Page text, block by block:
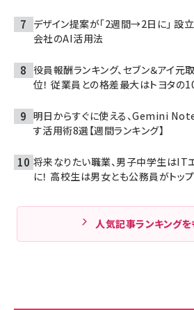
デザイン提案が「2週間→2日に」 設
会社のAI活用法
役員報酬ランキング、セブン＆アイ
位！ 従業員との格差最大はトヨタの
明日からすぐに使える、Gemini
す活用術8選【週間ランキング】
将来なりたい職業、男子中学生は
に！ 高校生は男女とも公務員がトッ
人気記事ランキングを